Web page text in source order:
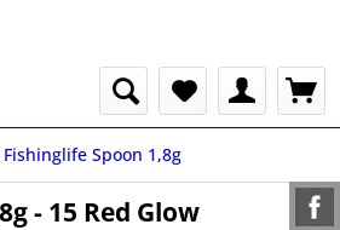
Spoon 1,8g
- 15 Red Glow